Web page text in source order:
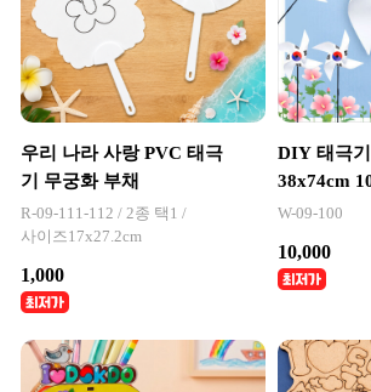
우리 나라 사랑 PVC 태극
기 무궁화 부채
R-09-111-112 / 2종 택1 /
사이즈17x27.2cm
1,000
DIY 태극기
38x74cm
W-09-100
10,000